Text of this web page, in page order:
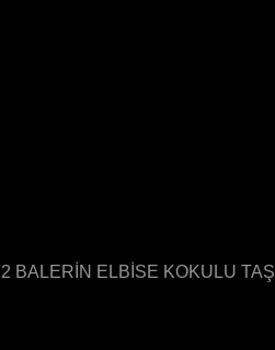
BALERİN ELBİSE KOKULU TAŞ